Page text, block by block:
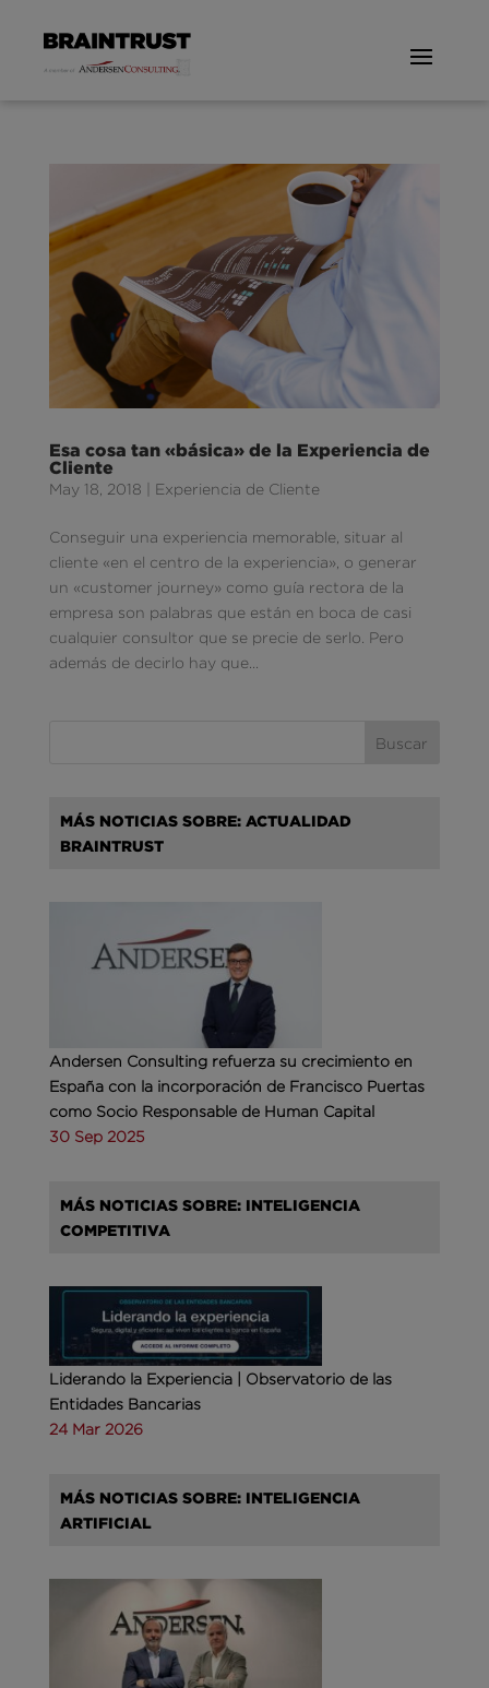
Esa cosa tan «básica» de la Experiencia de
Cliente
May 18, 2018 Experiencia de Cliente
Conseguir una experiencia memorable, situar al
cliente «en el centro de la experiencia», o generar
un «customer journey» como guía rectora de la
empresa son palabras que están en boca de casi
cualquier consultor que se precie de serlo. Pero
además de decirlo hay que...
MÁS NOTICIAS SOBRE: ACTUALIDAD
BRAINTRUST
Andersen Consulting refuerza su crecimiento en
España con la incorporación de Francisco Puertas
como Socio Responsable de Human Capital
30 Sep 2025
MÁS NOTICIAS SOBRE: INTELIGENCIA
COMPETITIVA
Liderando la Experiencia | Observatorio de las
Entidades Bancarias
24 Mar 2026
MÁS NOTICIAS SOBRE: INTELIGENCIA
ARTIFICIAL